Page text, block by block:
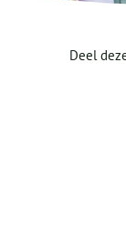
Deel